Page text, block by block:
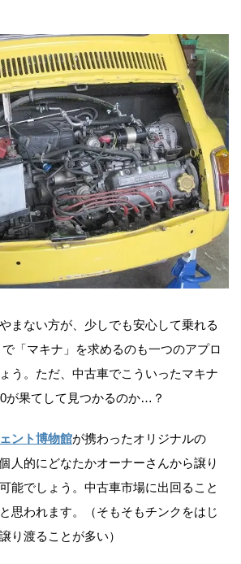
まない方が、少しでも安心して乗れる
「マキナ」を求めるのも一つのアプロ
う。ただ、中古車でこういったマキナ
が果てして見つかるのか…？
ント博物館が携わったオリジナルの
人的にどなたかオーナーさんから譲り
能でしょう。中古車市場に出回ること
思われます。（そもそもチンクをはじ
り渡ることが多い）